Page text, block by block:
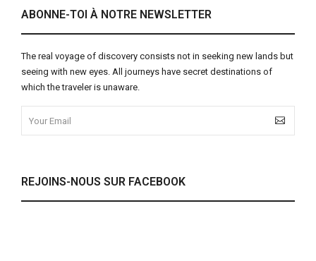
ABONNE-TOI À NOTRE NEWSLETTER
The real voyage of discovery consists not in seeking new lands but
seeing with new eyes. All journeys have secret destinations of
which the traveler is unaware.
REJOINS-NOUS SUR FACEBOOK